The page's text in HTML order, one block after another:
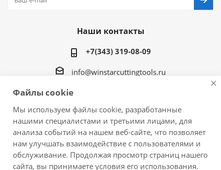
Наши контакты
+7(343) 319-08-09
info@winstarcuttingtools.ru
г.Екатеринбург ул. Фурманова 109, офис 604
2026 © Winstar Cutting Technologies Corp. - интернет-
магазин металлорежущего инструмента
Файлы cookie
Мы используем файлы cookie, разработанные
нашими специалистами и третьими лицами, для
анализа событий на нашем веб-сайте, что позволяет
нам улучшать взаимодействие с пользователями и
обслуживание. Продолжая просмотр страниц нашего
сайта, вы принимаете условия его использования.